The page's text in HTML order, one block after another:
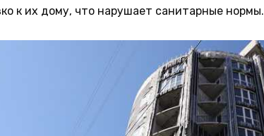
к их дому, что нарушает санитарные нормы.